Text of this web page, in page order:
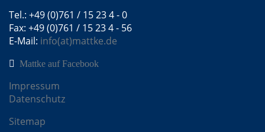
Tel.: +49 (0)761 / 15 23 4 - 0
Fax: +49 (0)761 / 15 23 4 - 56
E-Mail: info(at)mattke.de
Mattke auf Facebook
Impressum
Datenschutz
Sitemap